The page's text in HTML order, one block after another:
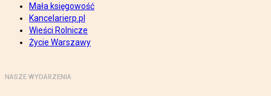
Mała księgowość
Kancelarierp.pl
Wieści Rolnicze
Życie Warszawy
NASZE WYDARZENIA